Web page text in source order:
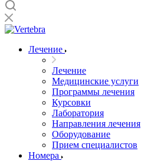
Лечение
Лечение
Медицинские услуги
Программы лечения
Курсовки
Лаборатория
Направления лечения
Оборудование
Прием специалистов
Номера